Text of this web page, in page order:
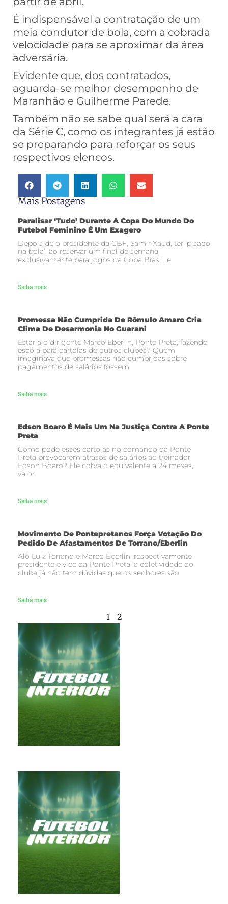
É indispensável a contratação de um
meia condutor de bola, com a cobrada
velocidade para se aproximar da área
adversária.
Evidente que, dos contratados,
aguarda-se melhor desempenho de
Maranhão e Guilherme Parede.
Também não se sabe qual será a cara
da Série C, como os integrantes já estão
se preparando para reforçar os seus
respectivos elencos.
Mais Postagens
Paralisar ‘tudo’ Durante A Copa Do Mundo Do
Futebol Feminino É Um Exagero
Depois de o presidente da CBF, Samir Xaud, ter ‘pisado
na bola’, ao reservar um final de semana
exclusivamente para jogos da Copa Brasil, e
Saiba mais
Promessa Não Cumprida De Rômulo Amaro Cria
Clima De Desarmonia No Guarani
Estaria o dirigente Marco Eberlin, Ponte Preta, fazendo
escola para cartolas de outros clubes? Quem
imaginava que promessas não cumpridas sobre
pagamentos de salários fossem
Saiba mais
Edson Boaro É Mais Um Na Justiça Contra A Ponte
Preta
Como pode esses cartolas no comando da Ponte
Preta provocarem atrasos de salários ao treinador
Edson Boaro? Ele cobra o equivalente a 24 meses,
valor
Saiba mais
Movimento De Pontepretanos Força Votação Do
Pedido De Afastamentos De Torrano/Eberlin
Alô Luiz Torrano e Marco Eberlin, respectivamente
presidente e vice da Ponte Preta: a coletividade do
clube já não tem dúvidas que os senhores são
Saiba mais
1 2